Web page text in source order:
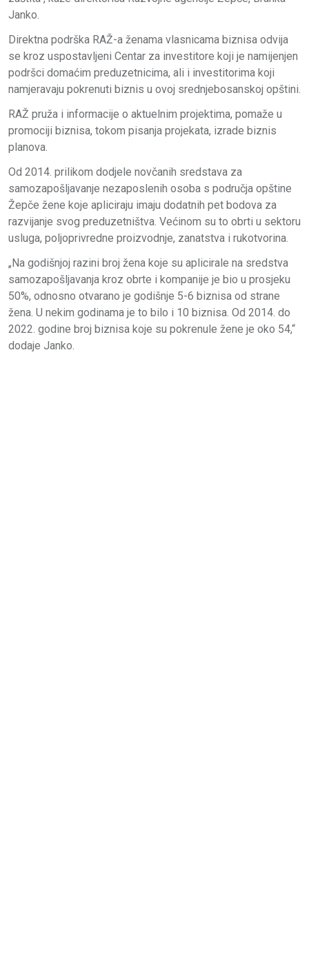
Janko.
Direktna podrška RAŽ-a ženama vlasnicama biznisa odvija
se kroz uspostavljeni Centar za investitore koji je namijenjen
podršci domaćim preduzetnicima, ali i investitorima koji
namjeravaju pokrenuti biznis u ovoj srednjebosanskoj opštini.
RAŽ pruža i informacije o aktuelnim projektima, pomaže u
promociji biznisa, tokom pisanja projekata, izrade biznis
planova.
Od 2014. prilikom dodjele novčanih sredstava za
samozapošljavanje nezaposlenih osoba s područja opštine
Žepče žene koje apliciraju imaju dodatnih pet bodova za
razvijanje svog preduzetništva. Većinom su to obrti u sektoru
usluga, poljoprivredne proizvodnje, zanatstva i rukotvorina.
„Na godišnjoj razini broj žena koje su aplicirale na sredstva
samozapošljavanja kroz obrte i kompanije je bio u prosjeku
50%, odnosno otvarano je godišnje 5-6 biznisa od strane
žena. U nekim godinama je to bilo i 10 biznisa. Od 2014. do
2022. godine broj biznisa koje su pokrenule žene je oko 54,“
dodaje Janko.